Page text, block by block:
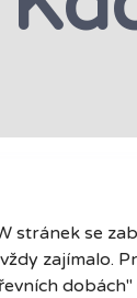
stránek se
zajímalo.